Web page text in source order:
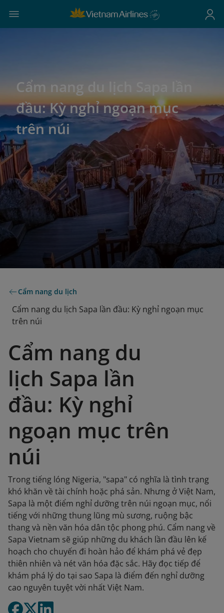
Cẩm nang du lịch Sapa lần
đầu: Kỳ nghỉ ngoạn mục
trên núi
Cẩm nang du lịch
Cẩm nang du lịch Sapa lần đầu: Kỳ nghỉ ngoạn mục
trên núi
Cẩm nang du
lịch Sapa lần
đầu: Kỳ nghỉ
ngoạn mục trên
núi
Trong tiếng lóng Nigeria, "sapa" có nghĩa là tình trạng
khó khăn về tài chính hoặc phá sản. Nhưng ở Việt Nam,
Sapa là một điểm nghỉ dưỡng trên núi ngoạn mục, nổi
tiếng với những thung lũng mù sương, ruộng bậc
thang và nền văn hóa dân tộc phong phú. Cẩm nang về
Sapa Vietnam sẽ giúp những du khách lần đầu lên kế
hoạch cho chuyến đi hoàn hảo để khám phá vẻ đẹp
thiên nhiên và nét văn hóa đặc sắc. Hãy đọc tiếp để
khám phá lý do tại sao Sapa là điểm đến nghỉ dưỡng
cao nguyên tuyệt vời nhất Việt Nam.